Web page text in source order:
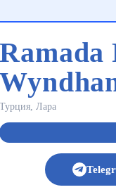
Ramada
Турция, Лара